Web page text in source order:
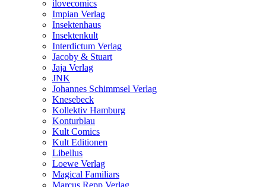
ilovecomics
Impian Verlag
Insektenhaus
Insektenkult
Interdictum Verlag
Jacoby & Stuart
Jaja Verlag
JNK
Johannes Schimmsel Verlag
Knesebeck
Kollektiv Hamburg
Konturblau
Kult Comics
Kult Editionen
Libellus
Loewe Verlag
Magical Familiars
Marcus Repp Verlag